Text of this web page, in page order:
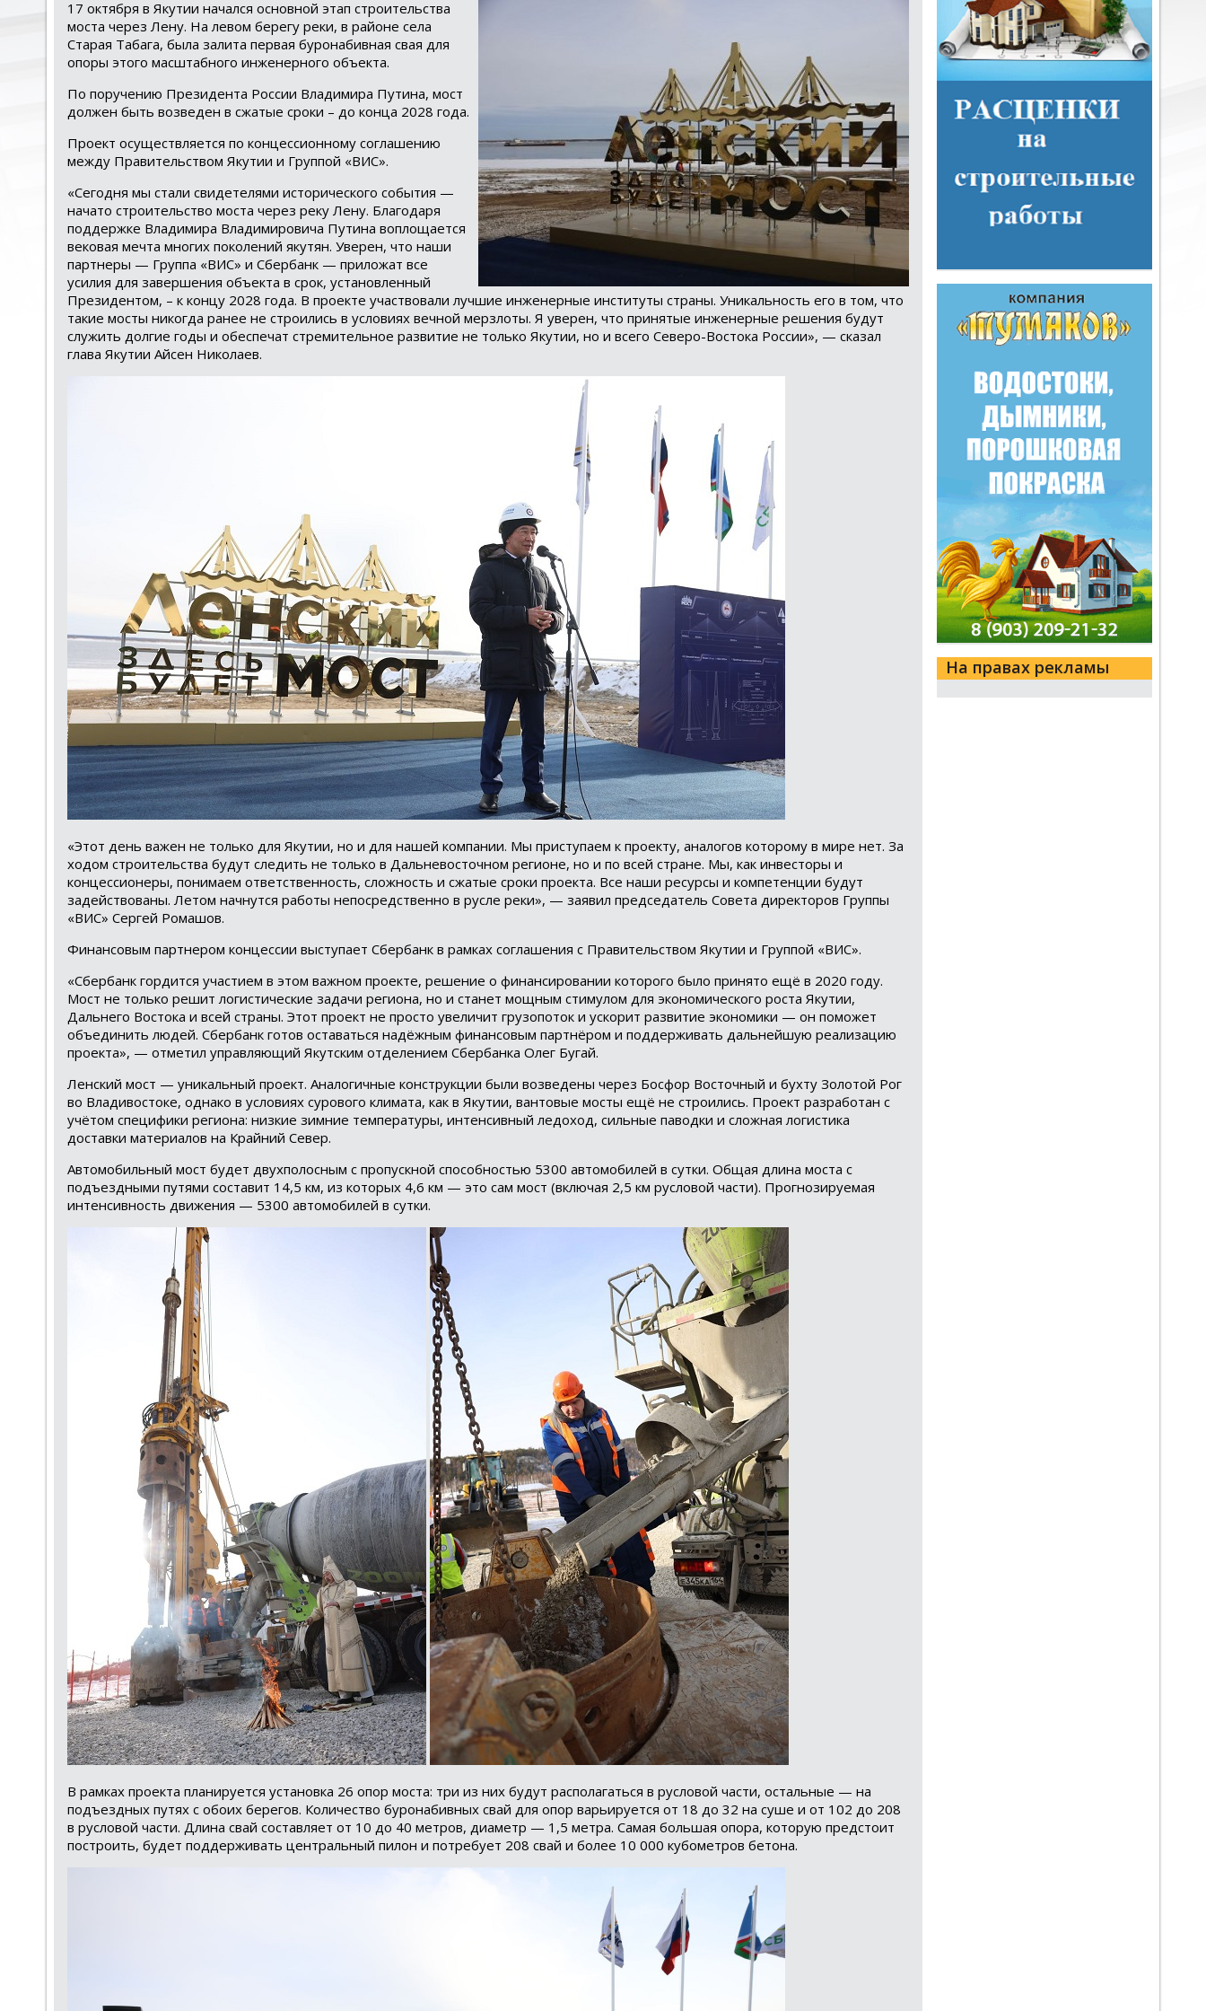
17 октября в Якутии начался основной этап строительства
моста через Лену. На левом берегу реки, в районе села
Старая Табага, была залита первая буронабивная свая для
опоры этого масштабного инженерного объекта.
По поручению Президента России Владимира Путина, мост
должен быть возведен в сжатые сроки – до конца 2028 года.
Проект осуществляется по концессионному соглашению
между Правительством Якутии и Группой «ВИС».
«Сегодня мы стали свидетелями исторического события —
начато строительство моста через реку Лену. Благодаря
поддержке Владимира Владимировича Путина воплощается
вековая мечта многих поколений якутян. Уверен, что наши
партнеры — Группа «ВИС» и Сбербанк — приложат все
усилия для завершения объекта в срок, установленный
Президентом, – к концу 2028 года. В проекте участвовали лучшие инженерные институты страны. Уникальность его в том, что
такие мосты никогда ранее не строились в условиях вечной мерзлоты. Я уверен, что принятые инженерные решения будут
служить долгие годы и обеспечат стремительное развитие не только Якутии, но и всего Северо-Востока России», — сказал
глава Якутии Айсен Николаев.
«Этот день важен не только для Якутии, но и для нашей компании. Мы приступаем к проекту, аналогов которому в мире нет. За
ходом строительства будут следить не только в Дальневосточном регионе, но и по всей стране. Мы, как инвесторы и
концессионеры, понимаем ответственность, сложность и сжатые сроки проекта. Все наши ресурсы и компетенции будут
задействованы. Летом начнутся работы непосредственно в русле реки», — заявил председатель Совета директоров Группы
«ВИС» Сергей Ромашов.
Финансовым партнером концессии выступает Сбербанк в рамках соглашения с Правительством Якутии и Группой «ВИС».
«Сбербанк гордится участием в этом важном проекте, решение о финансировании которого было принято ещё в 2020 году.
Мост не только решит логистические задачи региона, но и станет мощным стимулом для экономического роста Якутии,
Дальнего Востока и всей страны. Этот проект не просто увеличит грузопоток и ускорит развитие экономики — он поможет
объединить людей. Сбербанк готов оставаться надёжным финансовым партнёром и поддерживать дальнейшую реализацию
проекта», — отметил управляющий Якутским отделением Сбербанка Олег Бугай.
Ленский мост — уникальный проект. Аналогичные конструкции были возведены через Босфор Восточный и бухту Золотой Рог
во Владивостоке, однако в условиях сурового климата, как в Якутии, вантовые мосты ещё не строились. Проект разработан с
учётом специфики региона: низкие зимние температуры, интенсивный ледоход, сильные паводки и сложная логистика
доставки материалов на Крайний Север.
Автомобильный мост будет двухполосным с пропускной способностью 5300 автомобилей в сутки. Общая длина моста с
подъездными путями составит 14,5 км, из которых 4,6 км — это сам мост (включая 2,5 км русловой части). Прогнозируемая
интенсивность движения — 5300 автомобилей в сутки.
В рамках проекта планируется установка 26 опор моста: три из них будут располагаться в русловой части, остальные — на
подъездных путях с обоих берегов. Количество буронабивных свай для опор варьируется от 18 до 32 на суше и от 102 до 208
в русловой части. Длина свай составляет от 10 до 40 метров, диаметр — 1,5 метра. Самая большая опора, которую предстоит
построить, будет поддерживать центральный пилон и потребует 208 свай и более 10 000 кубометров бетона.
На правах рекламы